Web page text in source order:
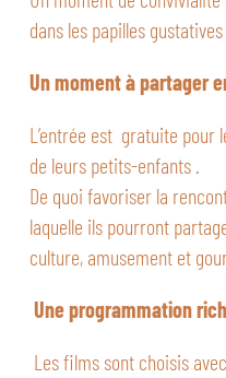
dans les papilles
Un moment à partager
L’entrée est gratuite pour
de leurs petits-enfants .
De quoi favoriser la
laquelle ils pourront
culture, amusement et
Une programmation
Les films sont choisis